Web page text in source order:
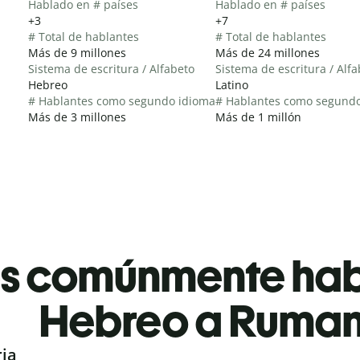
Hablado en # países
+3
# Total de hablantes
Más de 9 millones
Sistema de escritura / Alfabeto
Hebreo
# Hablantes como segundo idioma
Más de 3 millones
Hablado en # países
+7
# Total de hablantes
Más de 24 millones
Sistema de escritura /
Latino
# Hablantes como
Más de 1 millón
comúnmente
Hebreo a